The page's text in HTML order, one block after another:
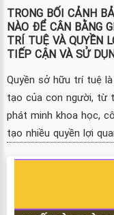
TRONG BỐI CẢNH
NÀO ĐỂ CÂN BẰNG
TRÍ TUỆ VÀ QUYỀN
TIẾP CẬN VÀ SỬ
Quyền sở hữu trí tuệ
tạo của con người, từ
phát minh khoa học,
tạo nhiều quyền lợi